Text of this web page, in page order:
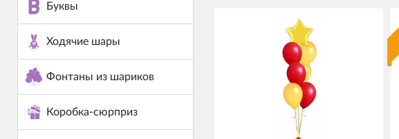
Буквы
Ходячие шары
Фонтаны из шариков
Коробка-сюрприз